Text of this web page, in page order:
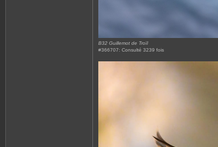
B32 Guillemot de Troïl
#366707: Consulté 3239 fois